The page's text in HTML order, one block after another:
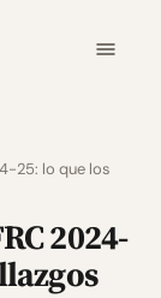
25: lo que los
2024-